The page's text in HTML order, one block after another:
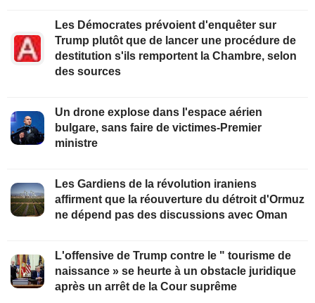
Les Démocrates prévoient d'enquêter sur
Trump plutôt que de lancer une procédure de
destitution s'ils remportent la Chambre, selon
des sources
Un drone explose dans l'espace aérien
bulgare, sans faire de victimes-Premier
ministre
Les Gardiens de la révolution iraniens
affirment que la réouverture du détroit d'Ormuz
ne dépend pas des discussions avec Oman
L'offensive de Trump contre le " tourisme de
naissance » se heurte à un obstacle juridique
après un arrêt de la Cour suprême